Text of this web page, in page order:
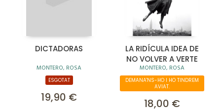
DICTADORAS
MONTERO, ROSA
ESGOTAT
19,90 €
LA RIDÍCULA IDEA DE
NO VOLVER A VERTE
MONTERO, ROSA
DEMANA'NS-HO I HO TINDREM
AVIAT.
18,00 €